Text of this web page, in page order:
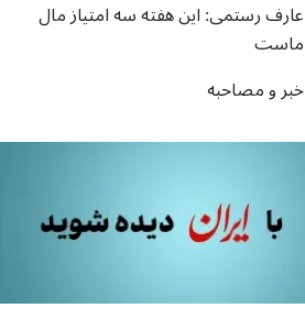
عارف رستمی: این هفته سه امتیاز مال
ماست
خبر و مصاحبه